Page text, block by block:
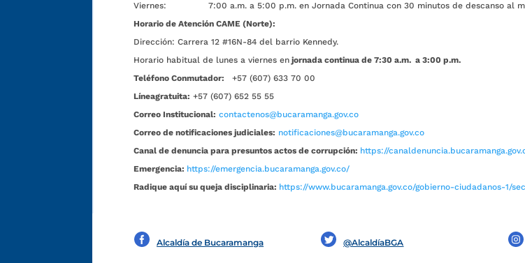
Viernes: 7:00 a.m. a 5:00 p.m. en Jornada Continua con 30 minutos de descanso al
Horario de Atención CAME (Norte):
Dirección: Carrera 12 #16N-84 del barrio Kennedy.
Horario habitual de lunes a viernes en jornada continua de 7:30 a.m. a 3:00 p.m.
Teléfono Conmutador:
+57 (607) 633 70 00
Líneagratuita: +57 (607) 652 55 55
Correo Institucional: contactenos@bucaramanga.gov.co
Correo de notificaciones judiciales: notificaciones@bucaramanga.gov.co
Canal de denuncia para presuntos actos de corrupción: https://
Emergencia: https://emergencia.bucaramanga.gov.co/
Radique aquí su queja disciplinaria: https://www.bucaramanga.gov.co/gobierno-ciudadanos-
Alcaldía de Bucaramanga @AlcaldíaBGA